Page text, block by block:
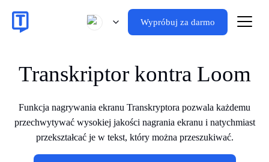
Wypróbuj za darmo
Transkriptor kontra Loom
Funkcja nagrywania ekranu Transkryptora pozwala każdemu
przechwytywać wysokiej jakości nagrania ekranu i natychmiast
przekształcać je w tekst, który można przeszukiwać.